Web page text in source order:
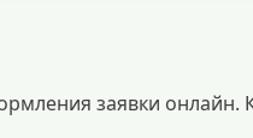
заявки